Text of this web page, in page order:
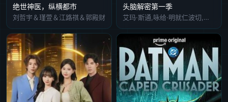
绝世神医，纵横都市
刘哲宇＆瑾萱＆江路祺＆郭殿财
头脑解密第一季
艾玛·斯通,咏给·明就仁波切,迈克尔·波伦,玛莉亚·班福德